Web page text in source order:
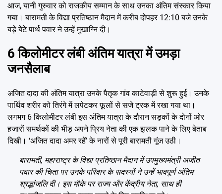
आज, यानी गुरुवार को राजकीय सम्मान के साथ उनका अंतिम संस्कार किया
गया। बारामती के विद्या प्रतिष्ठान मैदान में करीब दोपहर 12:10 बजे उनके
बड़े बेटे पार्थ पवार ने उन्हें मुखाग्नि दी।
6 किलोमीटर लंबी अंतिम यात्रा में उमड़ा
जनसैलाब
अजित दादा की अंतिम यात्रा उनके पैतृक गांव काटेवाड़ी से शुरू हुई। उनके
पार्थिव शरीर को तिरंगे में लपेटकर फूलों से सजे ट्रक में रखा गया था।
लगभग 6 किलोमीटर लंबी इस अंतिम यात्रा के दौरान सड़कों के दोनों ओर
हजारों समर्थकों की भीड़ अपने प्रिय नेता की एक झलक पाने के लिए बेताब
दिखी। ‘अजित दादा अमर रहें’ के नारों से पूरी बारामती गूंज उठी।
बारामती, महाराष्ट्र के विद्या प्रतिष्ठान मैदान में उपमुख्यमंत्री अजीत
पवार की चिता पर उनके परिवार के सदस्यों ने उन्हें भावपूर्ण अंतिम
श्रद्धांजलि दी। इस मौके पर राज्य और केंद्रीय नेता, साथ ही